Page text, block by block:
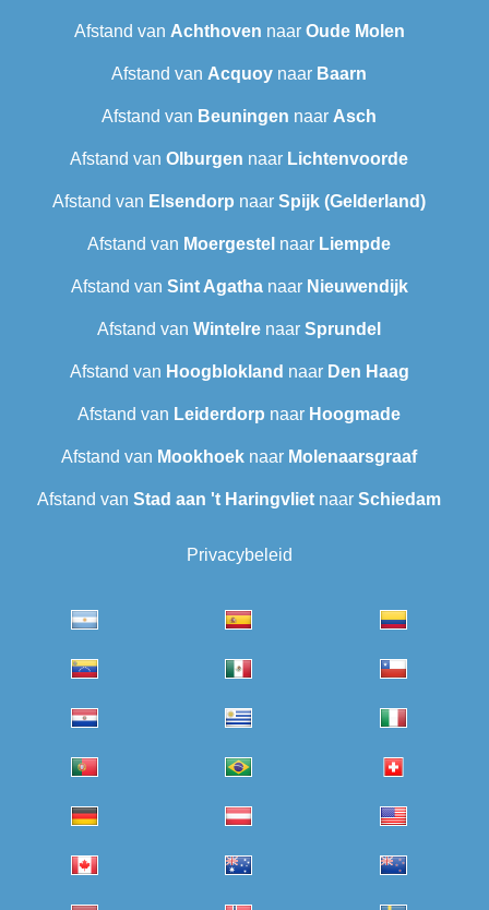
Afstand van Achthoven naar Oude Molen
Afstand van Acquoy naar Baarn
Afstand van Beuningen naar Asch
Afstand van Olburgen naar Lichtenvoorde
Afstand van Elsendorp naar Spijk (Gelderland)
Afstand van Moergestel naar Liempde
Afstand van Sint Agathanaar Nieuwendijk
Afstand van Wintelre naar Sprundel
Afstand van Hoogblokland naar Den Haag
Afstand van Leiderdorp naar Hoogmade
Afstand van Mookhoek naar Molenaarsgraaf
Afstand van Stad aan 't Haringvliet naar Schiedam
Privacybeleid